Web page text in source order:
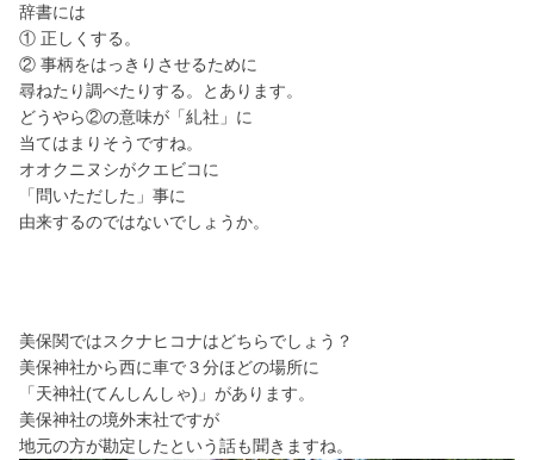
辞書には
① 正しくする。
② 事柄をはっきりさせるために
尋ねたり調べたりする。とあります。
どうやら②の意味が「糺社」に
当てはまりそうですね。
オオクニヌシがクエビコに
「問いただした」事に
由来するのではないでしょうか。
美保関ではスクナヒコナはどちらでしょう？
美保神社から西に車で３分ほどの場所に
「天神社(てんしんしゃ)」があります。
美保神社の境外末社ですが
地元の方が勘定したという話も聞きますね。